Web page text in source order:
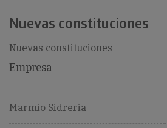
Nuevas constituciones
Nuevas constituciones
Empresa
Marmio Sidreria